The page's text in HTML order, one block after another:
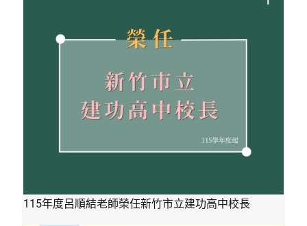
115年度呂順結老師榮任新竹市立建功高中校長